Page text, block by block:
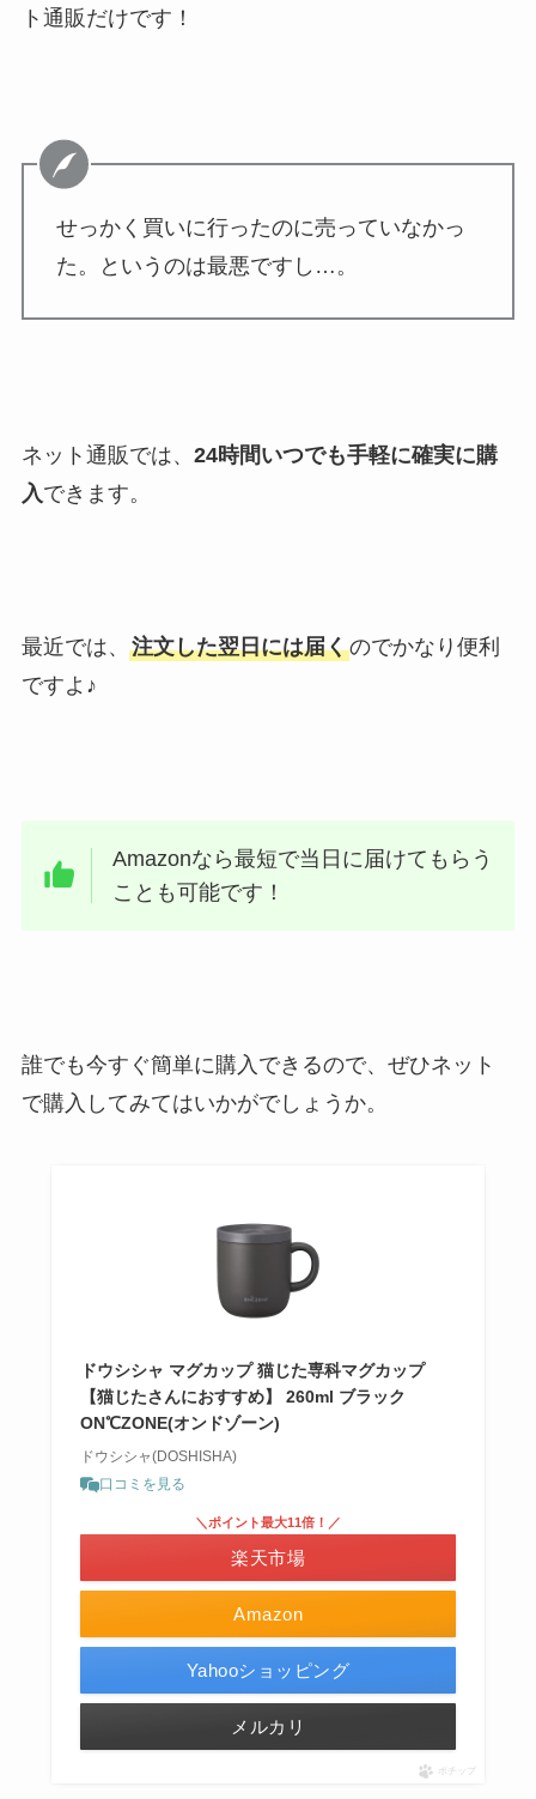
ト通販だけです！
せっかく買いに行ったのに売っていなかっ
た。というのは最悪ですし…。
ネット通販では、 24時間いつでも手軽に確実に購
入できます。
最近では、 注文した翌日には届くのでかなり便利
ですよ♪
Amazonなら最短で当日に届けてもらう
ことも可能です！
誰でも今すぐ簡単に購入できるので、ぜひネット
で購入してみてはいかがでしょうか。
ドウシシャ マグカップ 猫じた専科マグカップ
【猫じたさんにおすすめ】 260ml ブラック
ON℃ZONE(オンドゾーン)
ドウシシャ(DOSHISHA)
口コミを見る
Amazon
＼ポイント最大11倍！／
楽天市場
Yahooショッピング
メルカリ
ポチップ